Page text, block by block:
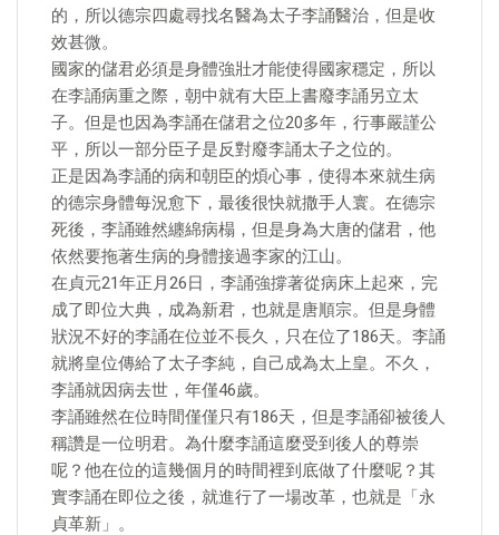
的，所以德宗四處尋找名醫為太子李誦醫治，但是收
效甚微。
國家的儲君必須是身體強壯才能使得國家穩定，所以
在李誦病重之際，朝中就有大臣上書廢李誦另立太
子。但是也因為李誦在儲君之位20多年，行事嚴謹公
平，所以一部分臣子是反對廢李誦太子之位的。
正是因為李誦的病和朝臣的煩心事，使得本來就生病
的德宗身體每況愈下，最後很快就撒手人寰。在德宗
死後，李誦雖然纏綿病榻，但是身為大唐的儲君，他
依然要拖著生病的身體接過李家的江山。
在貞元21年正月26日，李誦強撐著從病床上起來，完
成了即位大典，成為新君，也就是唐順宗。但是身體
狀況不好的李誦在位並不長久，只在位了186天。李誦
就將皇位傳給了太子李純，自己成為太上皇。不久，
李誦就因病去世，年僅46歲。
李誦雖然在位時間僅僅只有186天，但是李誦卻被後人
稱讚是一位明君。為什麼李誦這麼受到後人的尊崇
呢？他在位的這幾個月的時間裡到底做了什麼呢？其
實李誦在即位之後，就進行了一場改革，也就是「永
貞革新」。